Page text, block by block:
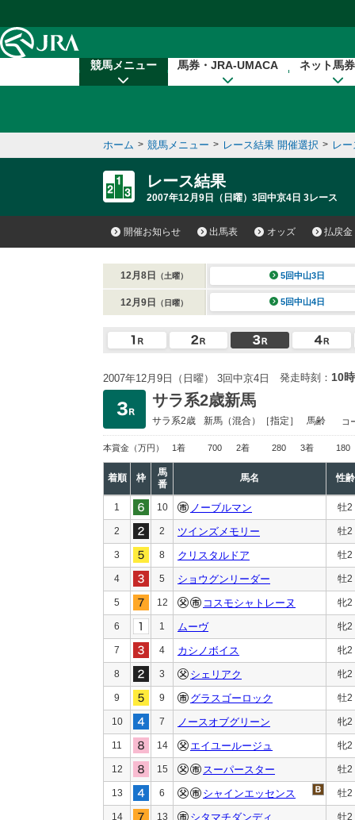
競馬メニュー 馬券・JRA-UMACA ネット馬
ホーム > 競馬メニュー > レース結果 開催選択 > レ
レース結果
2007年12月9日（日曜）3回中京4日 3レース
開催お知らせ 出馬表 オッズ 払戻金
12月8日 （土曜） 5回中山3日
12月9日 （日曜） 5回中山4日
2007年12月9日（日曜） 3回中京4日 発走時刻： 10
サラ系2歳新馬
サラ系2歳 新馬 （混合）［指定］ 馬齢 コ
本賞金 （万円） 1着 700 2着 280 3着 180
着順 枠
馬
番
馬名 性齢
1 10 ノーブルマン 牡2
2 2 ツインズメモリー 牡2
3 8 クリスタルドア 牡2
4 5 ショウグンリーダー 牡2
5 12 コスモシャトレーヌ 牝2
6 1 ムーヴ 牝2
7 4 カシノボイス 牝2
8 3 シェリアク 牝2
9 9 グラスゴーロック 牡2
10 7 ノースオブグリーン 牝2
11 14 エイユールージュ 牝2
12 15 スーパースター 牡2
13 6 シャインエッセンス 牡2
14 13 シタマチダンディ 牡2